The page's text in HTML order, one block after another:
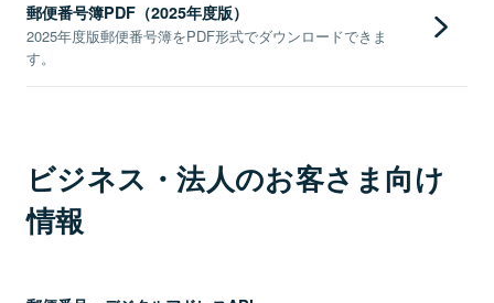
郵便番号簿PDF（2025年度版）
2025年度版郵便番号簿をPDF形式でダウンロードできま
す。
ビジネス・法人のお客さま向け
情報